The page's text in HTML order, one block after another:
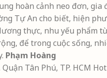
hoàn cảnh neo đơn,
Tự An cho biết, hiện
thực, nhu yếu phẩm
để trong cuộc sống,
Phạm Hoàng
Tân Phú, TP. HCM